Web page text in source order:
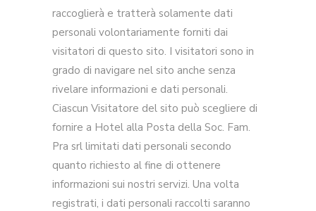
raccoglierà e tratterà solamente dati
personali volontariamente forniti dai
visitatori di questo sito. I visitatori sono in
grado di navigare nel sito anche senza
rivelare informazioni e dati personali.
Ciascun Visitatore del sito può scegliere di
fornire a Hotel alla Posta della Soc. Fam.
Pra srl limitati dati personali secondo
quanto richiesto al fine di ottenere
informazioni sui nostri servizi. Una volta
registrati, i dati personali raccolti saranno